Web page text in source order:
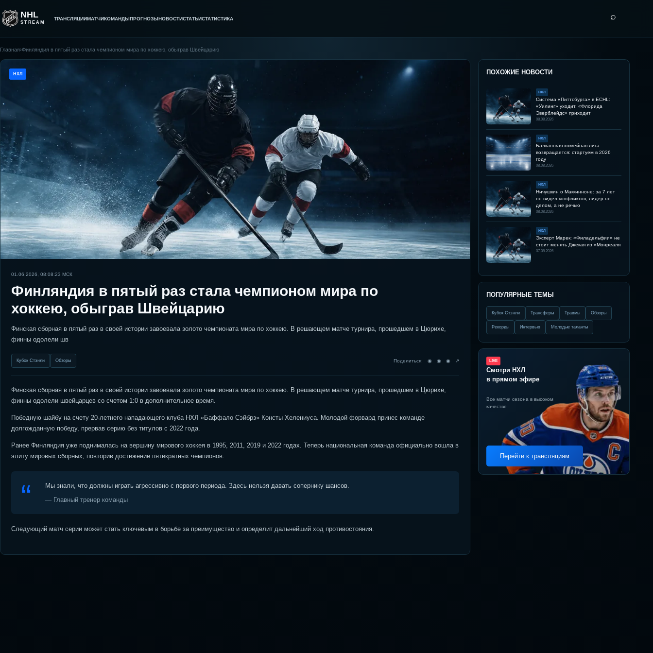
NHL
STREAM
ТРАНСЛЯЦИИМАТЧИКОМАНДЫПРОГНОЗЫНОВОСТИСТАТЬИСТАТИСТИКА ⌕
Главная›Финляндия в пятый раз стала чемпионом мира по хоккею, обыграв Швейцарию
НХЛ
01.06.2026, 08:08:23 МСК
Финляндия в пятый раз стала чемпионом мира по
хоккею, обыграв Швейцарию
Финская сборная в пятый раз в своей истории завоевала золото чемпионата мира по хоккею. В решающем матче турнира, прошедшем в Цюрихе,
финны одолели шв
Кубок Стэнли Обзоры Поделиться: ◉ ◉ ◉ ↗
Финская сборная в пятый раз в своей истории завоевала золото чемпионата мира по хоккею. В решающем матче турнира, прошедшем в Цюрихе,
финны одолели швейцарцев со счетом 1:0 в дополнительное время.
Победную шайбу на счету 20-летнего нападающего клуба НХЛ «Баффало Сэйбрз» Консты Хелениуса. Молодой форвард принес команде
долгожданную победу, прервав серию без титулов с 2022 года.
Ранее Финляндия уже поднималась на вершину мирового хоккея в 1995, 2011, 2019 и 2022 годах. Теперь национальная команда официально вошла в
элиту мировых сборных, повторив достижение пятикратных чемпионов.
Мы знали, что должны играть агрессивно с первого периода. Здесь нельзя давать сопернику шансов.
— Главный тренер команды
Следующий матч серии может стать ключевым в борьбе за преимущество и определит дальнейший ход противостояния.
ПОХОЖИЕ НОВОСТИ
НХЛ
Система «Питтсбурга» в ECHL:
«Уилинг» уходит, «Флорида
Эверблейдс» приходит
08.08.2026
НХЛ
Балканская хоккейная лига
возвращается: стартуем в 2026
году
08.08.2026
НХЛ
Ничушкин о Маккинноне: за 7 лет
не видел конфликтов, лидер он
делом, а не речью
08.08.2026
НХЛ
Эксперт Марек: «Филадельфии» не
стоит менять Джекая из «Монреаля
07.08.2026
ПОПУЛЯРНЫЕ ТЕМЫ
Кубок Стэнли Трансферы Травмы Обзоры
Рекорды Интервью Молодые таланты
LIVE
Смотри НХЛ
в прямом эфире
Все матчи сезона в высоком
качестве
Перейти к трансляциям